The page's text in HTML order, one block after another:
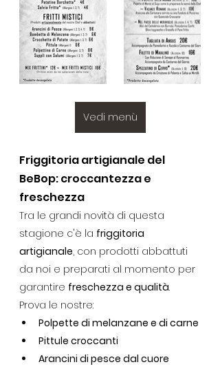
Vedi menù
Friggitoria artigianale del
BeBop: croccantezza e
freschezza
Tra le grandi novità di questa
stagione c'è la friggitoria
artigianale, con prodotti abbattuti
da noi e preparati al momento per
garantire freschezza e qualità.
Prova le nostre:
Polpette di melanzane e di carne
Pittule croccanti
Arancini di pesce dal cuore